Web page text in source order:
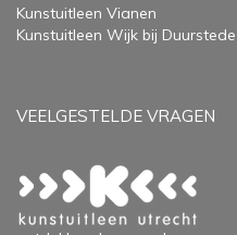
Kunstuitleen Vianen
Kunstuitleen Wijk bij Duurstede
VEELGESTELDE VRAGEN